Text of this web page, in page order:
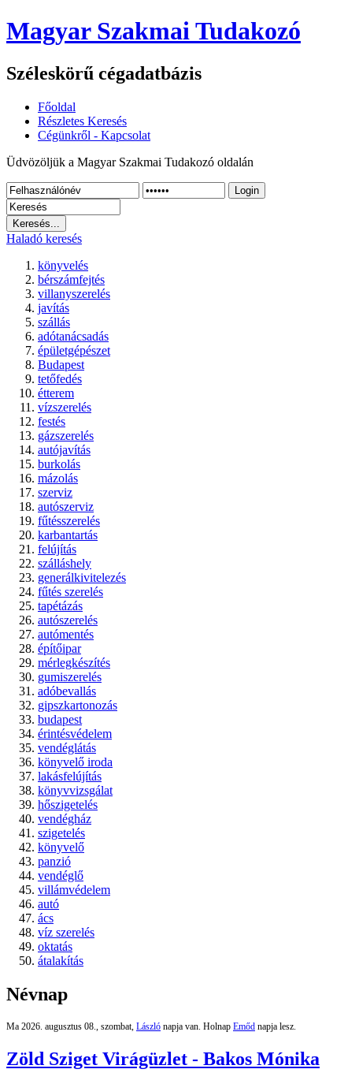
Magyar Szakmai Tudakozó
Széleskörű cégadatbázis
Főoldal
Részletes Keresés
Cégünkről - Kapcsolat
Üdvözöljük a Magyar Szakmai Tudakozó oldalán
Login
Haladó keresés
könyvelés
bérszámfejtés
villanyszerelés
javítás
szállás
adótanácsadás
épületgépészet
Budapest
tetőfedés
étterem
vízszerelés
festés
gázszerelés
autójavítás
burkolás
mázolás
szerviz
autószerviz
fűtésszerelés
karbantartás
felújítás
szálláshely
generálkivitelezés
fűtés szerelés
tapétázás
autószerelés
autómentés
építőipar
mérlegkészítés
gumiszerelés
adóbevallás
gipszkartonozás
budapest
érintésvédelem
vendéglátás
könyvelő iroda
lakásfelújítás
könyvvizsgálat
hőszigetelés
vendégház
szigetelés
könyvelő
panzió
vendéglő
villámvédelem
autó
ács
víz szerelés
oktatás
átalakítás
Névnap
Ma 2026. augusztus 08., szombat, László napja van. Holnap Emőd napja lesz.
Zöld Sziget Virágüzlet - Bakos Mónika